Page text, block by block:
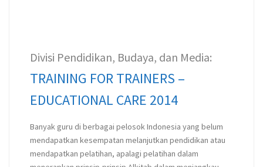
Divisi Pendidikan, Budaya, dan Media:
TRAINING FOR TRAINERS –
EDUCATIONAL CARE 2014
Banyak guru di berbagai pelosok Indonesia yang belum
mendapatkan kesempatan melanjutkan pendidikan atau
mendapatkan pelatihan, apalagi pelatihan dalam